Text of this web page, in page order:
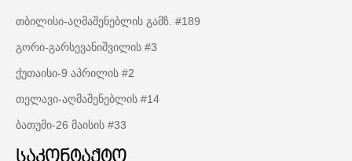
თბილისი-აღმაშენებლის გამზ. #189
გორი-გარსევანიშვილის #3
ქუთაისი-9 აპრილის #2
თელავი-აღმაშენებლის #14
ბათუმი-26 მაისის #33